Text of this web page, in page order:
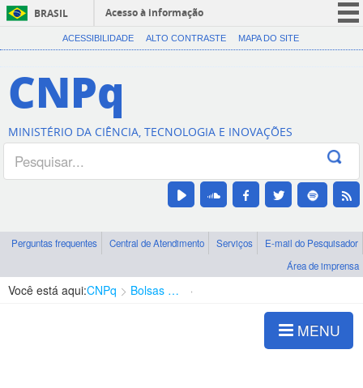
BRASIL
Acesso à informação
CORONAVÍRUS (COVID-19)
Canais
ACESSIBILIDADE ALTO CONTRASTE MAPA DO SITE
CNPq
MINISTÉRIO DA CIÊNCIA, TECNOLOGIA E INOVAÇÕES
Perguntas frequentes Central de Atendimento Serviços
E-mail do Pesquisador
Área de imprensa
Você está aqui:CNPq Bolsas e Auxílios Vigentes
MENU